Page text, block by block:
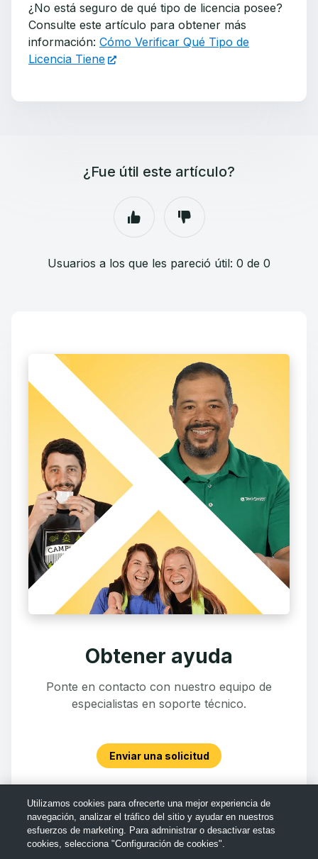
¿No está seguro de qué tipo de licencia posee?
Consulte este artículo para obtener más
información: Cómo Verificar Qué Tipo de
Licencia Tiene
¿Fue útil este artículo?
Usuarios a los que les pareció útil: 0 de 0
Obtener ayuda
Ponte en contacto con nuestro equipo de
especialistas en soporte técnico.
Enviar una solicitud
Utilizamos cookies para ofrecerte una mejor experiencia de
navegación, analizar el tráfico del sitio y ayudar en nuestros
esfuerzos de marketing. Para administrar o desactivar estas
cookies, selecciona "Configuración de cookies".